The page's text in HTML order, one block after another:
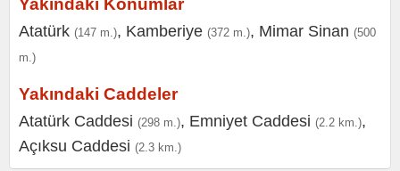
Yakındaki Konumlar
Atatürk (147 m.), Kamberiye (372 m.), Mimar Sinan (500
m.)
Yakındaki Caddeler
Atatürk Caddesi (298 m.), Emniyet Caddesi (2.2 km.),
Açıksu Caddesi (2.3 km.)